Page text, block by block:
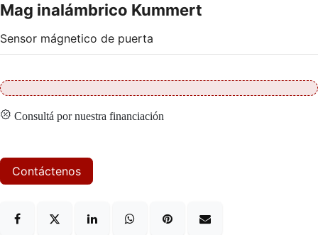
Mag inalámbrico Kummert
Sensor mágnetico de puerta
Consultá por nuestra financiación
Contáctenos